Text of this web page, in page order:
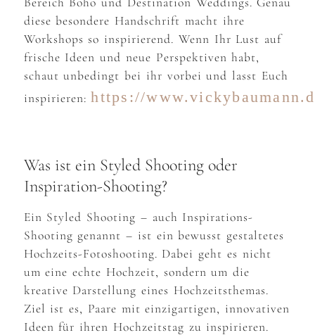
diese besondere Handschrift macht ihre
Workshops so inspirierend. Wenn Ihr Lust auf
frische Ideen und neue Perspektiven habt,
schaut unbedingt bei ihr vorbei und lasst Euch
inspirieren:https://
Was ist ein Styled Shooting oder
Inspiration-Shooting?
Ein Styled Shooting – auch Inspirations-
Shooting genannt – ist ein bewusst gestaltetes
Hochzeits-Fotoshooting. Dabei geht es nicht
um eine echte Hochzeit, sondern um die
kreative Darstellung eines Hochzeitsthemas.
Ziel ist es, Paare mit einzigartigen, innovativen
Ideen für ihren Hochzeitstag zu inspirieren.